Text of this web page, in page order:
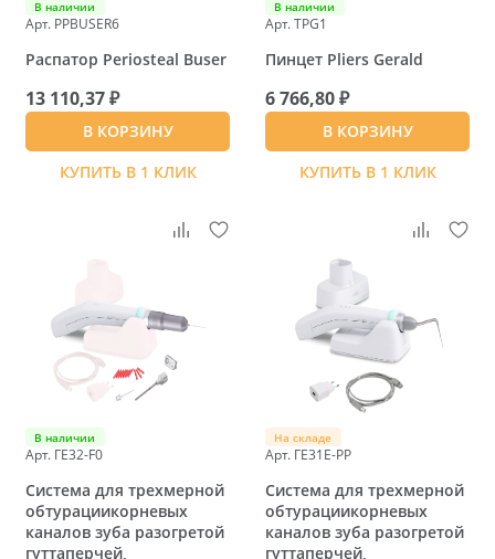
В наличии
Арт. PPBUSER6
Распатор Periosteal Buser
13 110,37 ₽
В КОРЗИНУ
КУПИТЬ В 1 КЛИК
В наличии
Арт. TPG1
Пинцет Pliers Gerald
6 766,80 ₽
В КОРЗИНУ
КУПИТЬ В 1 КЛИК
В наличии
Арт. ГЕ32-F0
Система для трехмерной
обтурациикорневых
каналов зуба разогретой
гуттаперчей,
На складе
Арт. ГЕ31E-PP
Система для трехмерной
обтурациикорневых
каналов зуба разогретой
гуттаперчей,